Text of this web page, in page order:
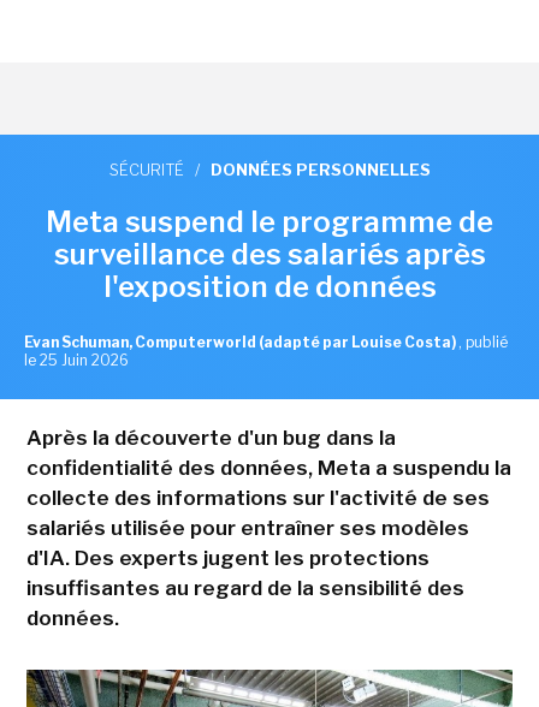
SÉCURITÉ / DONNÉES PERSONNELLES
Meta suspend le programme de
surveillance des salariés après
l'exposition de données
Evan Schuman, Computerworld (adapté par Louise Costa) , publié
le 25 Juin 2026
Après la découverte d'un bug dans la
confidentialité des données, Meta a suspendu la
collecte des informations sur l'activité de ses
salariés utilisée pour entraîner ses modèles
d'IA. Des experts jugent les protections
insuffisantes au regard de la sensibilité des
données.